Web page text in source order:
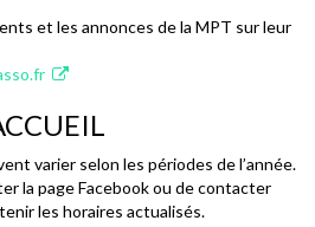
et les annonces de la MPT sur leur
varier selon les périodes de l’année.
la page Facebook ou de contacter
les horaires actualisés.